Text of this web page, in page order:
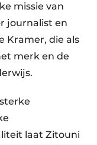
missie van
journalist en
Kramer, die als
merk en de
laat Zitouni